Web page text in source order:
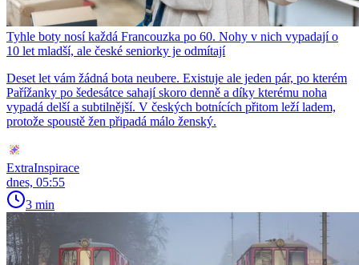
Tyhle boty nosí každá Francouzka po 60. Nohy v nich vypadají o
10 let mladší, ale české seniorky je odmítají
Deset let vám žádná bota neubere. Existuje ale jeden pár, po kterém
Pařížanky po šedesátce sahají skoro denně a díky kterému noha
vypadá delší a subtilnější. V českých botnících přitom leží ladem,
protože spoustě žen připadá málo ženský.
ExtraInspirace
dnes, 05:55
3 min